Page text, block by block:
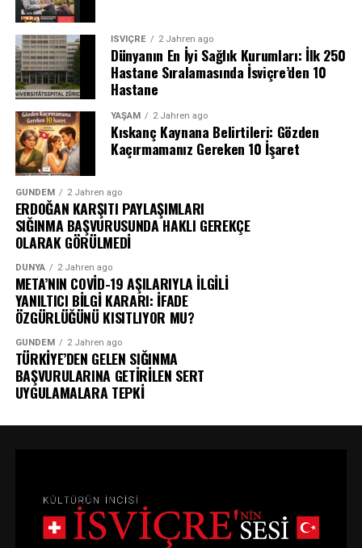
İSVIÇRE 2 Jahren ago
Dünyanın En İyi Sağlık Kurumları: İlk 250
Hastane Sıralamasında İsviçre’den 10
Hastane
YAŞAM 2 Jahren ago
Kıskanç Kaynana Belirtileri: Gözden
Kaçırmamanız Gereken 10 İşaret
GÜNDEM 2 Jahren ago
ERDOĞAN KARŞITI PAYLAŞIMLARI
SIĞINMA BAŞVURUSUNDA HAKLI GEREKÇE
OLARAK GÖRÜLMEDİ
DÜNYA 2 Jahren ago
META’NIN COVİD-19 AŞILARIYLA İLGİLİ
YANILTICI BİLGİ KARARI: İFADE
ÖZGÜRLÜĞÜNÜ KISITLIYOR MU?
GÜNDEM 2 Jahren ago
TÜRKİYE’DEN GELEN SIĞINMA
BAŞVURULARINA GETİRİLEN SERT
UYGULAMALARA TEPKİ